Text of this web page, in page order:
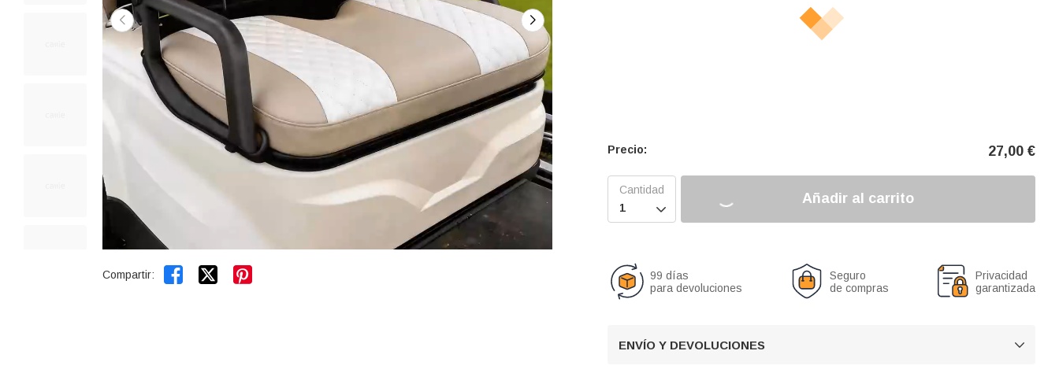
Compartir:  
Precio: 27,00 €

Añadir al carrito
99 días
para devoluciones
Seguro
de compras
Privacidad
garantizada
ENVÍO Y DEVOLUCIONES 